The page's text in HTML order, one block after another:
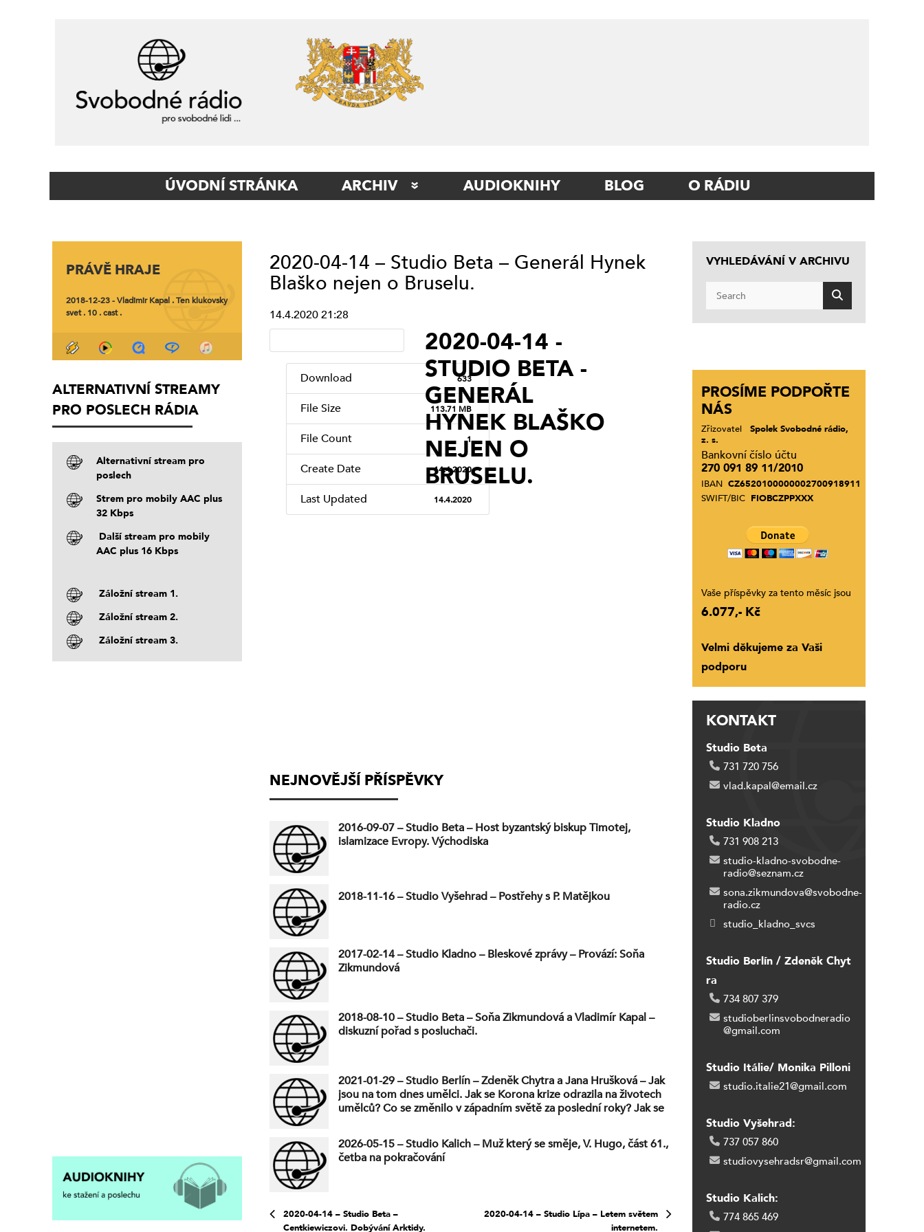
Navigation
ÚVODNÍ STRÁNKA ARCHIV
STUDIO ITÁLIE
STUDIO KLADNO
STUDIO KALICH
OSTATNÍ
STUDIO LÍPA PRAHA
(VYSÍLÁNÍ
SERVISNÍ STUDIO
(VYSÍLÁNÍ
UKONČENO)
TAPIN RADIO
AUDIOKNIHY BLOG O RÁDIU
PRÁVĚ HRAJE
2018-12-23 - Vladimir Kapal . Ten klukovsky
svet . 10 . cast .
ALTERNATIVNÍ STREAMY
PRO POSLECH RÁDIA
Alternativní stream pro
poslech
Strem pro mobily AAC plus
32 Kbps
Další stream pro mobily
AAC plus 16 Kbps
Záložní stream 1.
Záložní stream 2.
Záložní stream 3.
2020-04-14 – Studio Beta – Generál Hynek
Blaško nejen o Bruselu.
14.4.2020 21:28
Download 633
File Size 113.71 MB
File Count 1
Create Date 14.4.2020
Last Updated 14.4.2020
2020-04-14 -
STUDIO BETA -
GENERÁL
HYNEK BLAŠKO
NEJEN O
BRUSELU.
NEJNOVĚJŠÍ PŘÍSPĚVKY
2016-09-07 – Studio Beta – Host byzantský biskup Timotej,
islamizace Evropy. Východiska
2018-11-16 – Studio Vyšehrad – Postřehy s P. Matějkou
2017-02-14 – Studio Kladno – Bleskové zprávy – Provází: Soňa
Zikmundová
2018-08-10 – Studio Beta – Soňa Zikmundová a Vladimír Kapal –
diskuzní pořad s posluchači.
2021-01-29 – Studio Berlín – Zdeněk Chytra a Jana Hrušková – Jak
jsou na tom dnes umělci. Jak se Korona krize odrazila na životech
umělců? Co se změnilo v západním světě za poslední roky? Jak se
životě Jany Hruškové? Poodkryjeme tajemství a pozadí, o kterých
ještě nebyla řeč.
2026-05-15 – Studio Kalich – Muž který se směje, V. Hugo, část 61.,
četba na pokračování
2020-04-14 – Studio Beta –
Centkiewiczovi. Dobývání Arktidy.
2020-04-14 – Studio Lípa – Letem světem
internetem.
VYHLEDÁVÁNÍ V ARCHIVU
PROSÍME PODPOŘTE
NÁS
Zřizovatel
Spolek Svobodné rádio,
z. s.
Bankovní číslo účtu
270 091 89 11/2010
IBAN CZ6520100000002700918911
SWIFT/BIC FIOBCZPPXXX
Vaše příspěvky za tento měsíc jsou
6.077,- Kč
Velmi děkujeme za Vaši
podporu
KONTAKT
Studio Beta
731 720 756
vlad.kapal@email.cz
Studio Kladno
731 908 213
studio-kladno-svobodne-
radio@seznam.cz
sona.zikmundova@svobodne-
radio.cz
studio_kladno_svcs
Studio Berlín / Zdeněk Chyt
ra
734 807 379
studioberlinsvobodneradio
@gmail.com
Studio Itálie/ Monika Pilloni
studio.italie21@gmail.com
Studio Vyšehrad:
737 057 860
studiovysehradsr@gmail.com
Studio Kalich:
774 865 469